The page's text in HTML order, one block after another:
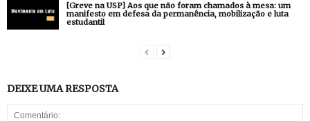
[Greve na USP] Aos que não foram chamados à mesa: um
manifesto em defesa da permanência, mobilização e luta
estudantil
DEIXE UMA RESPOSTA